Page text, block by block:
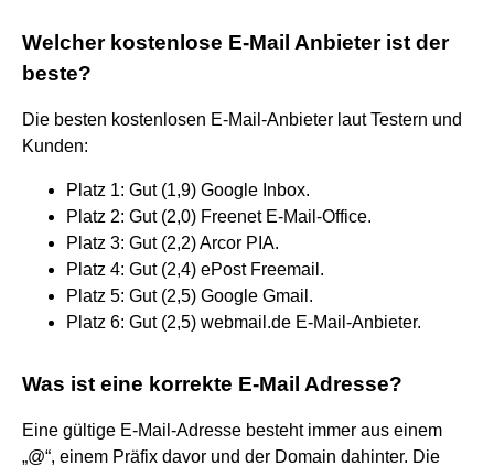
Welcher kostenlose E-Mail Anbieter ist der
beste?
Die besten kostenlosen E-Mail-Anbieter laut Testern und
Kunden:
Platz 1: Gut (1,9) Google Inbox.
Platz 2: Gut (2,0) Freenet E-Mail-Office.
Platz 3: Gut (2,2) Arcor PIA.
Platz 4: Gut (2,4) ePost Freemail.
Platz 5: Gut (2,5) Google Gmail.
Platz 6: Gut (2,5) webmail.de E-Mail-Anbieter.
Was ist eine korrekte E-Mail Adresse?
Eine gültige E-Mail-Adresse besteht immer aus einem
„@“, einem Präfix davor und der Domain dahinter. Die